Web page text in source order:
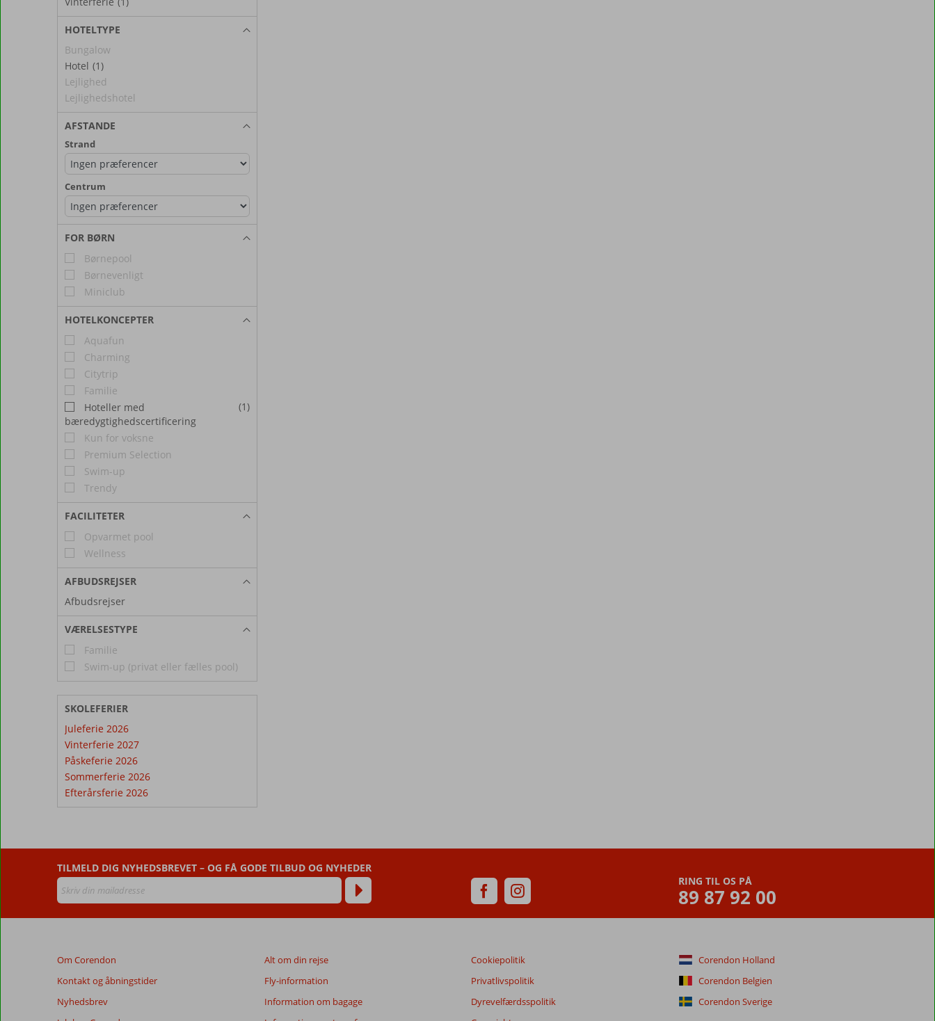
HOTELTYPE
Bungalow
Hotel (1)
Lejlighed
Lejlighedshotel
AFSTANDE
Strand
Centrum
FOR BØRN
Børnepool
Børnevenligt
Miniclub
HOTELKONCEPTER
Aquafun
Charming
Citytrip
Familie
Hoteller med
bæredygtighedscertificering
(1)
Kun for voksne
Premium Selection
Swim-up
Trendy
FACILITETER
Opvarmet pool
Wellness
AFBUDSREJSER
Afbudsrejser
VÆRELSESTYPE
Familie
Swim-up (privat eller fælles pool)
SKOLEFERIER
Juleferie 2026
Vinterferie 2027
Påskeferie 2026
Sommerferie 2026
Efterårsferie 2026
RING TIL OS PÅ
89 87 92 00
TILMELD DIG NYHEDSBREVET – OG FÅ GODE TILBUD OG NYHEDER
Om Corendon
Kontakt og åbningstider
Nyhedsbrev
Alt om din rejse
Fly-information
Information om bagage
Cookiepolitik
Privatlivspolitik
Dyrevelfærdsspolitik
Corendon Holland
Corendon Belgien
Corendon Sverige